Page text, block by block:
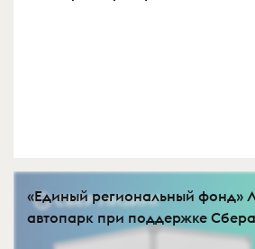
«Единый региональный фонд»
автопарк при поддержке Сбера